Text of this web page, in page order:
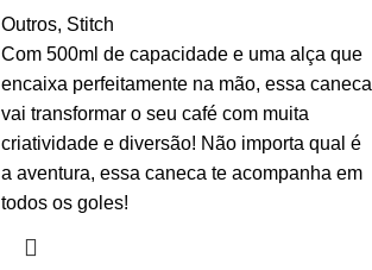
Outros, Stitch
Com 500ml de capacidade e uma alça que
encaixa perfeitamente na mão, essa caneca
vai transformar o seu café com muita
criatividade e diversão! Não importa qual é
a aventura, essa caneca te acompanha em
todos os goles!